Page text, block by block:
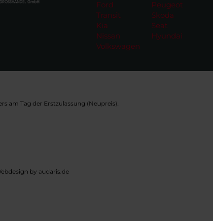
Ford
Transit
Kia
Nissan
Volkswagen
Peugeot
Skoda
Seat
Hyundai
am Tag der Erstzulassung (Neupreis).
by audaris.de